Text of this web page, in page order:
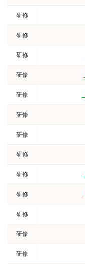
研修
研修
研修
研修
研修
研修
研修
研修
研修
研修
研修
研修
研修